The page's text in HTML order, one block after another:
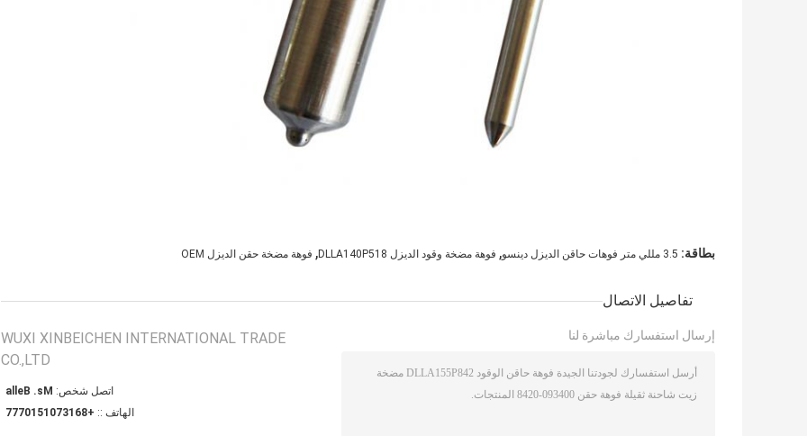
بطاقة: 3.5 مللي متر فوهات حاقن الديزل دينسو , فوهة مضخة وقود الديزل DLLA140P518 , فوهة مضخة حقن الديزل OEM
تفاصيل الاتصال
WUXI XINBEICHEN INTERNATIONAL TRADE
CO.,LTD
اتصل شخص: Ms. Bella
الهاتف :: +8613701510777
إرسال استفسارك مباشرة لنا